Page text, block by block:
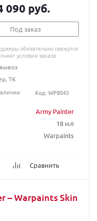
Army Painter
18 мл
Warpaints
Сравнить
090 руб.
Под заказ
обязательно свяжутся
условия заказа
ТК
Код: WP8043
– Warpaints Skin